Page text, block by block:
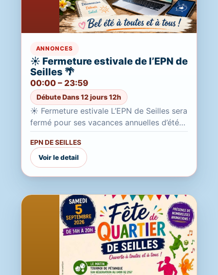
ANNONCES
☀️ Fermeture estivale de l’EPN de
Seilles 🌴
00:00 – 23:59
Débute Dans 12 jours 12h
☀️ Fermeture estivale L’EPN de Seilles sera
fermé pour ses vacances annuelles d’été
Du 20 juillet au 21 août 2026 inclus Durant
cette période,...
EPN DE SEILLES
Voir le detail